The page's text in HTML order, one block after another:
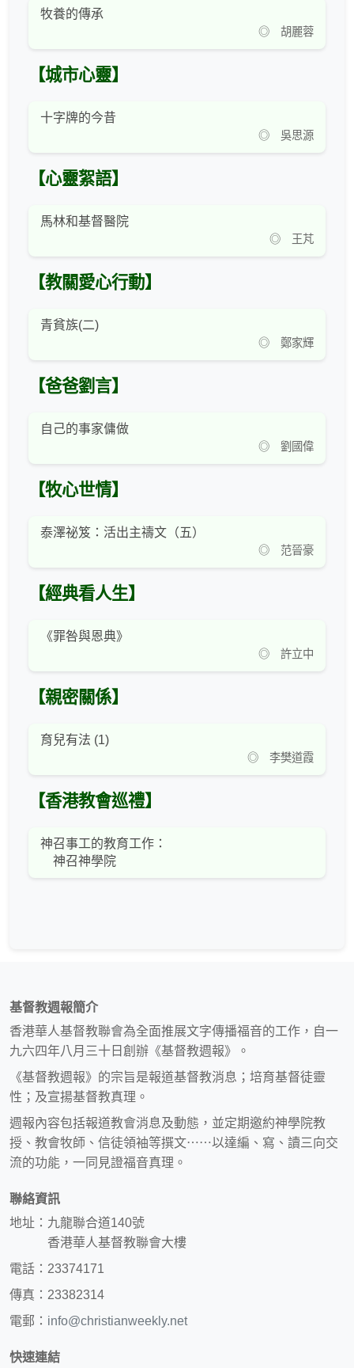
牧養的傳承
◎ 胡麗蓉
【城市心靈】
十字牌的今昔
◎ 吳思源
【心靈絮語】
馬林和基督醫院
◎ 王芃
【教關愛心行動】
青貧族(二)
◎ 鄭家輝
【爸爸劉言】
自己的事家傭做
◎ 劉國偉
【牧心世情】
泰澤祕笈：活出主禱文（五）
◎ 范晉豪
【經典看人生】
《罪咎與恩典》
◎ 許立中
【親密關係】
育兒有法 (1)
◎ 李樊道霞
【香港教會巡禮】
神召事工的教育工作：
神召神學院
基督教週報簡介
香港華人基督教聯會為全面推展文字傳播福音的工作，自一
九六四年八月三十日創辦《基督教週報》。
《基督教週報》的宗旨是報道基督教消息；培育基督徒靈
性；及宣揚基督教真理。
週報內容包括報道教會消息及動態，並定期邀約神學院教
授、教會牧師、信徒領袖等撰文⋯⋯以達編、寫、讀三向交
流的功能，一同見證福音真理。
聯絡資訊
地址：九龍聯合道140號
香港華人基督教聯會大樓
電話：23374171
傳真：23382314
電郵： info@christianweekly.net
快速連結